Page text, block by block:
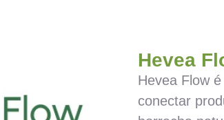
Hevea
Hevea Flow
conectar